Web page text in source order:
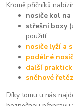
Kromě příčníků
nosiče kol na
střešní boxy
použití
nosiče lyží a
podélné
další
sněhové
Díky tomu u nás